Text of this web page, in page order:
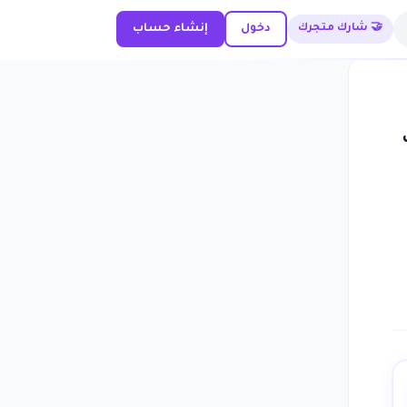
🤝 شارك متجرك دخول إنشاء حساب